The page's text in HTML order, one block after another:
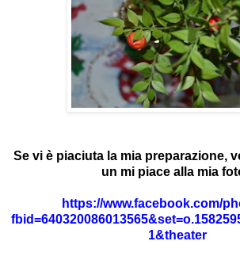
Se vi è piaciuta la mia preparazione,
un mi piace alla mia
https://www.facebook.com/
1&theater